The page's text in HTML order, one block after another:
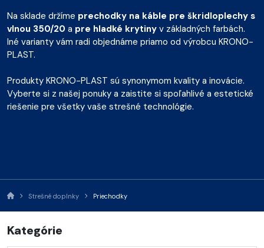
Na sklade držíme prechodky na káble pre škridloplechy s
vlnou 350/20 a pre hladké krytiny v základných farbách.
Iné varianty vám radi objednáme priamo od výrobcu KRONO-
PLAST.
Produkty KRONO-PLAST sú synonymom kvality a inovácie.
Vyberte si z našej ponuky a zaistite si spoľahlivé a estetické
riešenie pre všetky vaše strešné technológie.
Strešné doplnky Priechodky
Kategórie